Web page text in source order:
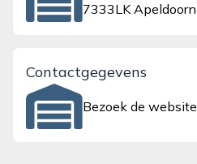
7333LK Apeldoorn
Contactgegevens
Bezoek de website